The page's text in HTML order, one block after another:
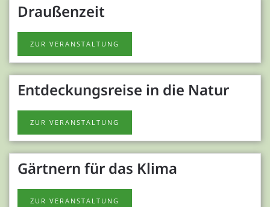
Draußenzeit
ZUR VERANSTALTUNG
Entdeckungsreise in die Natur
ZUR VERANSTALTUNG
Gärtnern für das Klima
ZUR VERANSTALTUNG